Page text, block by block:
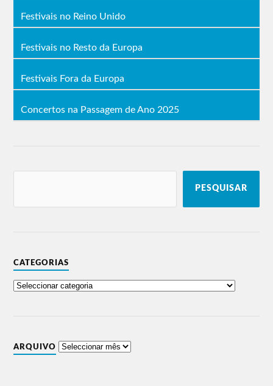
Festivais no Reino Unido
Festivais no Resto da Europa
Festivais Fora da Europa
Concertos na Passagem de Ano 2025
PESQUISAR
CATEGORIAS
ARQUIVO